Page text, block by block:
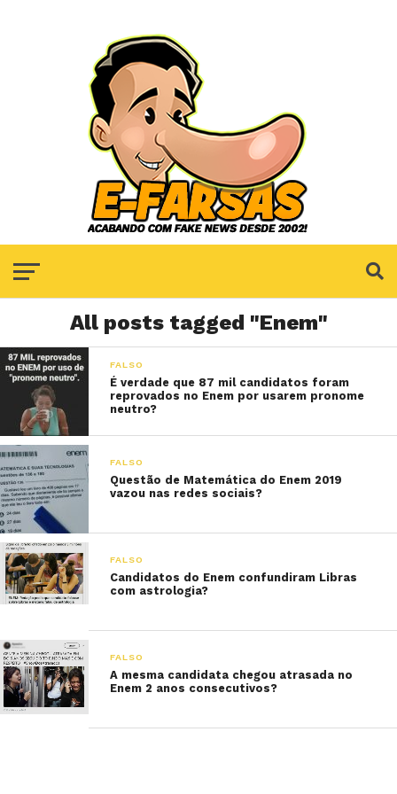
All posts tagged "Enem"
FALSO
É verdade que 87 mil candidatos foram
reprovados no Enem por usarem pronome
neutro?
FALSO
Questão de Matemática do Enem 2019
vazou nas redes sociais?
FALSO
Candidatos do Enem confundiram Libras
com astrologia?
FALSO
A mesma candidata chegou atrasada no
Enem 2 anos consecutivos?